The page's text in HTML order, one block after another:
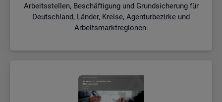
Arbeitsstellen, Beschäftigung und Grundsicherung für
Deutschland, Länder, Kreise, Agenturbezirke und
Arbeitsmarktregionen.